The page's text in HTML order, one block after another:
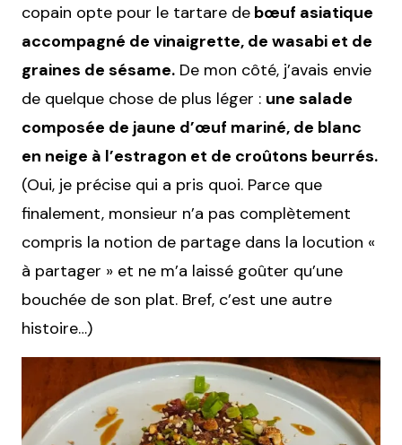
copain opte pour le tartare de bœuf asiatique
accompagné de vinaigrette, de wasabi et de
graines de sésame. De mon côté, j’avais envie
de quelque chose de plus léger : une salade
composée de jaune d’œuf mariné, de blanc
en neige à l’estragon et de croûtons beurrés.
(Oui, je précise qui a pris quoi. Parce que
finalement, monsieur n’a pas complètement
compris la notion de partage dans la locution «
à partager » et ne m’a laissé goûter qu’une
bouchée de son plat. Bref, c’est une autre
histoire…)